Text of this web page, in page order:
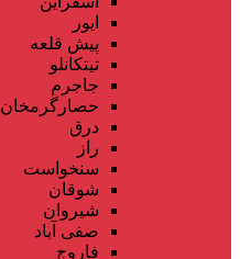
ایور
پیش قلعه
تیتکانلو
جاجرم
حصارگرمخان
درق
راز
سنخواست
شوقان
شیروان
صفی آباد
فاروج